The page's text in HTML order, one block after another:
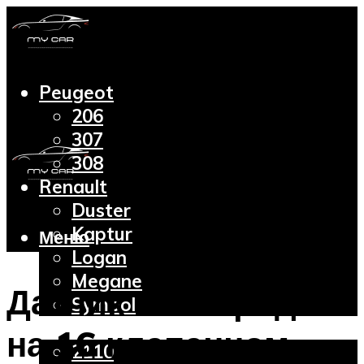
Peugeot
206
307
308
Renault
Duster
Kaptur
Logan
Megane
Symbol
Lada
2110
Меню
Датчик кислорода
на 16 клапанном